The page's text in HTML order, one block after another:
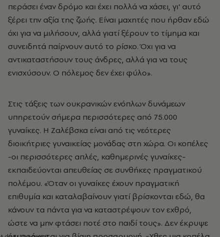
περάσει έναν δρόμο και έχει πολλά να χάσει, γι' αυτό
ξέρει την αξία της ζωής. Είναι μαχητές που ήρθαν εδώ
όχι για να μιλήσουν, αλλά γιατί ξέρουν το τίμημα και
συνειδητά παίρνουν αυτό το ρίσκο. Όχι για να
αντικαταστήσουν τους άνδρες, αλλά για να τους
ενισχύσουν. Ο πόλεμος δεν έχει φύλο».
Στις τάξεις των ουκρανικών ενόπλων δυνάμεων
υπηρετούν σήμερα περισσότερες από 75.000
γυναίκες. Η Ζαλέβσκα είναι από τις νεότερες
διοικήτριες γυναικείας μονάδας στη χώρα. Οι κοπέλες
-οι περισσότερες απλές, καθημερινές γυναίκες-
εκπαιδεύονται απευθείας σε συνθήκες πραγματικού
πολέμου. «Όταν οι γυναίκες έχουν πραγματική
επιθυμία και καταλαβαίνουν γιατί βρίσκονται εδώ, θα
κάνουν τα πάντα για να καταστρέψουν τον εχθρό,
ώστε να μην φτάσει ποτέ στο παιδί τους». Δεν έκρυψε